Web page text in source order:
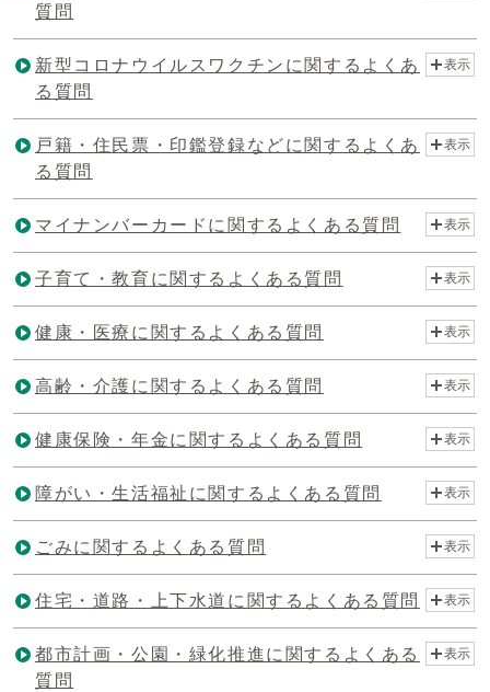
質問
新型コロナウイルスワクチンに関するよくあ
る質問
表示
戸籍・住民票・印鑑登録などに関するよくあ
る質問
表示
マイナンバーカードに関するよくある質問 表示
子育て・教育に関するよくある質問 表示
健康・医療に関するよくある質問 表示
高齢・介護に関するよくある質問 表示
健康保険・年金に関するよくある質問 表示
障がい・生活福祉に関するよくある質問 表示
ごみに関するよくある質問 表示
住宅・道路・上下水道に関するよくある質問 表示
都市計画・公園・緑化推進に関するよくある
質問
表示